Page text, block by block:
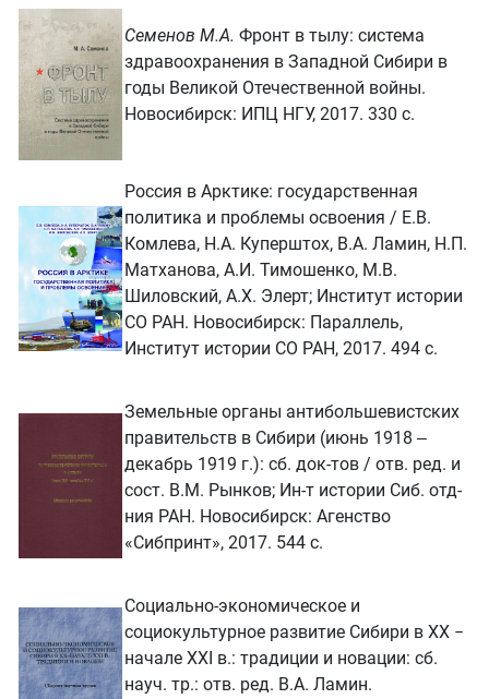
Семенов М.А. Фронт в тылу: система
здравоохранения в Западной Сибири в
годы Великой Отечественной войны.
Новосибирск: ИПЦ НГУ, 2017. 330 с.
Россия в Арктике: государственная
политика и проблемы освоения / Е.В.
Комлева, Н.А. Куперштох, В.А. Ламин, Н.П.
Матханова, А.И. Тимошенко, М.В.
Шиловский, А.Х. Элерт; Институт истории
СО РАН. Новосибирск: Параллель,
Институт истории СО РАН, 2017. 494 с.
Земельные органы антибольшевистских
правительств в Сибири (июнь 1918 ‒
декабрь 1919 г.): сб. док-тов / отв. ред. и
сост. В.М. Рынков; Ин-т истории Сиб. отд-
ния РАН. Новосибирск: Агенство
«Сибпринт», 2017. 544 с.
Социально-экономическое и
социокультурное развитие Сибири в XX −
начале ХХI в.: традиции и новации: сб.
науч. тр.: отв. ред. В.А. Ламин.